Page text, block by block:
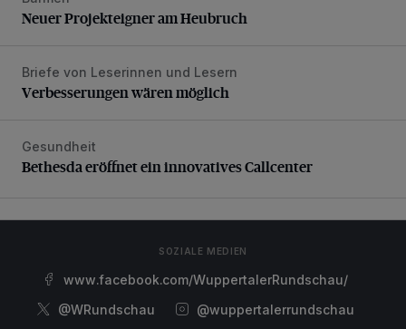
Neuer Projekteigner am Heubruch
Verbesserungen wären möglich
Briefe von Leserinnen und Lesern
Verbesserungen wären möglich
Bethesda eröffnet ein innovatives Callcenter
Gesundheit
Bethesda eröffnet ein innovatives Callcenter
SOZIALE MEDIEN
www.facebook.com/WuppertalerRundschau/
@WRundschau
@wuppertalerrundschau